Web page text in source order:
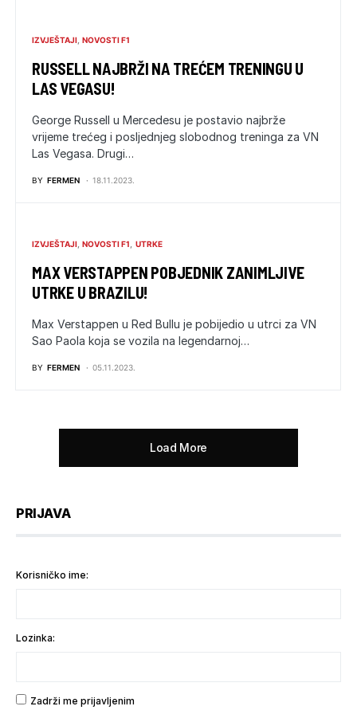
IZVJEŠTAJI NOVOSTI F1
RUSSELL NAJBRŽI NA TREĆEM TRENINGU U
LAS VEGASU!
George Russell u Mercedesu je postavio najbrže
vrijeme trećeg i posljednjeg slobodnog treninga za VN
Las Vegasa. Drugi…
BY FERMEN 18.11.2023.
IZVJEŠTAJI NOVOSTI F1 UTRKE
MAX VERSTAPPEN POBJEDNIK ZANIMLJIVE
UTRKE U BRAZILU!
Max Verstappen u Red Bullu je pobijedio u utrci za VN
Sao Paola koja se vozila na legendarnoj…
BY FERMEN 05.11.2023.
Load More
PRIJAVA
Korisničko ime:
Lozinka:
Zadrži me prijavljenim